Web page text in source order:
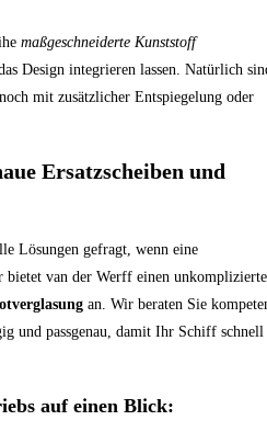
maßgeschneiderte Kunststoff
Design integrieren lassen. Natürlich
mit zusätzlicher Entspiegelung oder
Ersatzscheiben und
Lösungen gefragt, wenn eine
bietet van der Werff einen
an. Wir beraten Sie
und passgenau, damit Ihr Schiff schnell
auf einen Blick: